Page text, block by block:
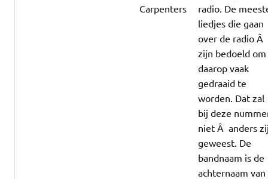
Carpenters
radio. De
liedjes die gaan
over de radio Â
zijn bedoeld om
daarop vaak
gedraaid te
worden. Dat zal
bij deze
niet Â anders
geweest. De
bandnaam is de
achternaam van